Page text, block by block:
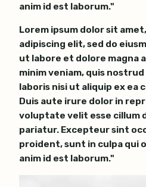
anim id est laborum."
Lorem ipsum dolor sit
adipiscing elit, sed do
ut labore et dolore magna
minim veniam, quis
laboris nisi ut aliquip ex ea
Duis aute irure dolor in
voluptate velit esse cillum
pariatur. Excepteur sint
proident, sunt in culpa qui
anim id est laborum."